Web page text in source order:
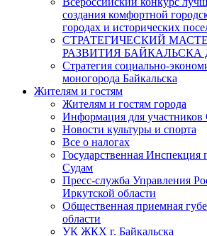
создания комфортной
городах и исторических
СТРАТЕГИЧЕСКИЙ
РАЗВИТИЯ БАЙКАЛЬСКА
Стратегия социально-
моногорода Байкальска
Жителям и гостям
Жителям и гостям города
Информация для
Новости культуры и спорта
Все о налогах
Государственная
Судам
Пресс-служба Управления
Иркутской области
Общественная приемная
области
УК ЖКХ г. Байкальска